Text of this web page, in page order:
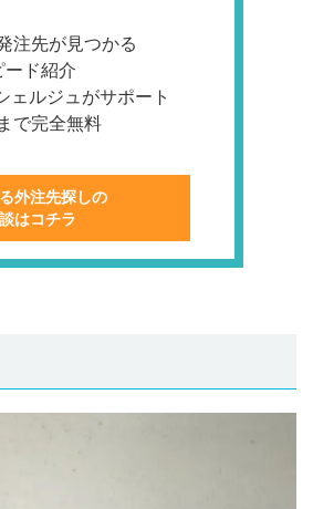
注先が見つかる
ード紹介
ェルジュがサポート
で完全無料
外注先探しの
はコチラ